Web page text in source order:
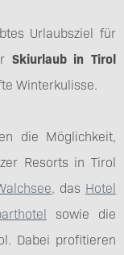
Urlaubsziel für
Skiurlaub in Tirol
Winterkulisse.
die Möglichkeit,
Resorts in Tirol
das Hotel
sowie die
Dabei profitieren